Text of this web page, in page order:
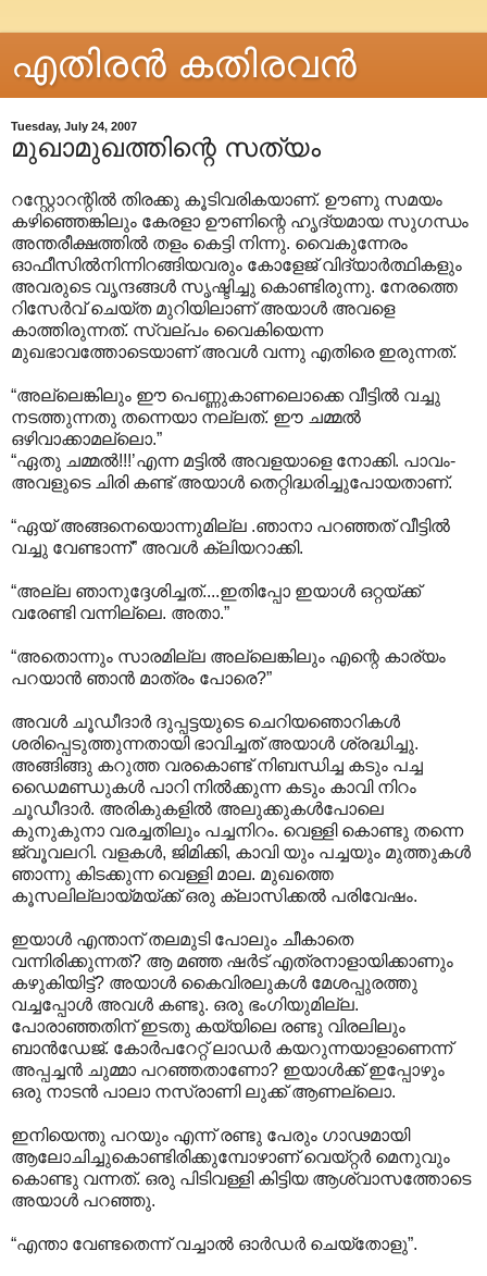
എതിരന്‍ കതിരവന്‍
Tuesday, July 24, 2007
മുഖാമുഖത്തിന്റെ സത്യം
റസ്റ്റോറന്റില്‍ തിരക്കു കൂടിവരികയാണ്. ഊണു സമയം
കഴിഞ്ഞെങ്കിലും കേരളാ ഊണിന്റെ ഹൃദ്യമായ സുഗന്ധം
അന്തരീക്ഷത്തില്‍ തളം കെട്ടി നിന്നു. വൈകുന്നേരം
ഓഫീസില്‍നിന്നിറങ്ങിയവരും കോളേജ് വിദ്യാര്‍ത്ഥികളും
അവരുടെ വൃന്ദങ്ങള്‍ സൃഷ്ടിച്ചു കൊണ്ടിരുന്നു. നേരത്തെ
റിസേര്‍വ് ചെയ്ത മുറിയിലാണ് അയാള്‍ അവളെ
കാത്തിരുന്നത്. സ്വല്പം വൈകിയെന്ന
മുഖഭാവത്തോടെയ‍ാണ് അവള്‍ വന്നു എതിരെ ഇരുന്നത്.
“അല്ലെങ്കിലും ഈ പെണ്ണുകാണലൊക്കെ വീട്ടില്‍ വച്ചു
നടത്തുന്നതു തന്നെയാ നല്ലത്. ഈ ചമ്മല്‍
ഒഴിവാക്കാമല്ലൊ.”
“ഏതു ചമ്മല്‍!!!’എന്ന മട്ടില്‍ അവളയാളെ നോക്കി. പാവം-
അവളുടെ ചിരി കണ്ട് അയാള്‍ തെറ്റിദ്ധരിച്ചുപോയതാണ്.
“ഏയ് അങ്ങനെയൊന്നുമില്ല .ഞാനാ പറഞ്ഞത് വീട്ടില്‍
വച്ചു വേണ്ടാന്ന്” അവള്‍ ക്ലിയറാക്കി.
“അല്ല ഞാനുദ്ദേശിച്ചത്....ഇതിപ്പോ ഇയാള്‍ ഒറ്റയ്ക്ക്
വരേണ്ടി വന്നില്ലെ. അതാ.”
“അതൊന്നും സാരമില്ല അല്ലെങ്കിലും എന്റെ കാര്യം
പറയാന്‍ ഞാന്‍ മാത്രം പോരെ?”
അവള്‍ ചൂഡീദാര്‍ ദുപ്പട്ടയുടെ ചെറിയഞൊറികള്‍
ശരിപ്പെടുത്തുന്നതായി ഭാവിച്ചത് അയാള്‍ ശ്രദ്ധിച്ചു.
അങ്ങിങ്ങു കറുത്ത വരകൊണ്ട് നിബന്ധിച്ച കടും പച്ച
ഡൈമണ്ഡുകള്‍ പാറി നില്‍ക്കുന്ന കടും കാവി നിറം
ചൂഡീദാര്‍.‍ അരികുകളില്‍ അലുക്കുകള്‍പോലെ
കുനുകുനാ വരച്ചതിലും പച്ചനിറം. വെള്ളി കൊണ്ടു തന്നെ
ജ്വൂവലറി. വളകള്‍, ജിമിക്കി, കാവി യും പച്ചയും മുത്തുകള്‍
ഞാന്നു കിടക്കുന്ന വെള്ളി മാല. മുഖത്തെ
കൂസലില്ലായ്മയ്ക്ക് ഒരു ക്ലാസിക്കല്‍ പരിവേഷം.
ഇയാള്‍ എന്താന് തലമുടി പോലും ചീകാതെ
വന്നിരിക്കുന്നത്? ആ മഞ്ഞ ഷര്‍ട് എത്രനാളായിക്കാണും
കഴുകിയിട്ട്? അയാള്‍ കൈവിരലുകള്‍ മേശപ്പുരത്തു
വച്ചപ്പോള്‍ അവള്‍‍ കണ്ടു. ഒരു ഭംഗിയുമില്ല.
പോരാഞ്ഞതിന് ഇടതു കയ്യിലെ രണ്ടു വിരലിലും
ബാന്‍ഡേജ്. കോര്‍പറേറ്റ് ലാഡര്‍ കയറുന്നയാളാണെന്ന്
അപ്പച്ചന്‍ ചുമ്മാ പറഞ്ഞതാണോ? ഇയാള്‍ക്ക് ഇപ്പോഴും
ഒരു നാടന്‍ പാലാ നസ്രാണി ലുക്ക് ആണല്ലൊ.
ഇനിയെന്തു പറയും എന്ന് രണ്ടു പേരും ഗാഢമായി
ആലോചിച്ചുകൊണ്ടിരിക്കുമ്പോഴാണ് വെയ്റ്റര്‍ മെനുവും
കൊണ്ടു വന്നത്. ഒരു പിടിവള്ളി കിട്ടിയ ആശ്വാസത്തോടെ
അയാള്‍ പറഞ്ഞു.
“എന്താ വേണ്ടതെന്ന് വച്ചാല്‍ ഓര്‍ഡര്‍ ചെയ്തോളു”.